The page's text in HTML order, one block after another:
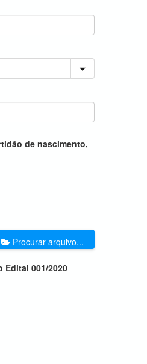
de nascimento,
Procurar arquivo...
001/2020